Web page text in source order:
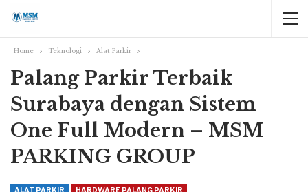
Home Teknologi Alat Parkir
Palang Parkir Terbaik
Surabaya dengan Sistem
One Full Modern – MSM
PARKING GROUP
ALAT PARKIR
HARDWARE PALANG PARKIR